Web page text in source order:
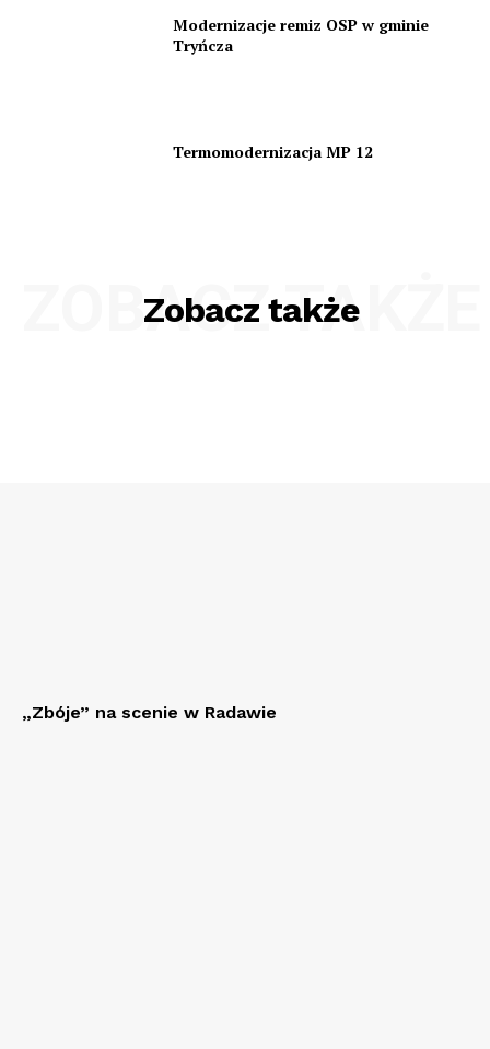
Modernizacje remiz OSP w gminie
Tryńcza
Termomodernizacja MP 12
Zobacz także
ZOBACZ TAKŻE
„Zbóje” na scenie w Radawie